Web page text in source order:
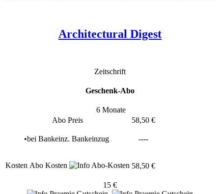
Architectural Digest
Zeitschrift
Geschenk-Abo
6 Monate
Abo Preis
58,50 €
•bei Bankeinz. Bankeinzug ----
Kosten Abo Kosten 58,50 €
15 €